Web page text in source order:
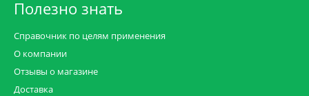
Полезно знать
Справочник по целям применения
О компании
Отзывы о магазине
Доставка